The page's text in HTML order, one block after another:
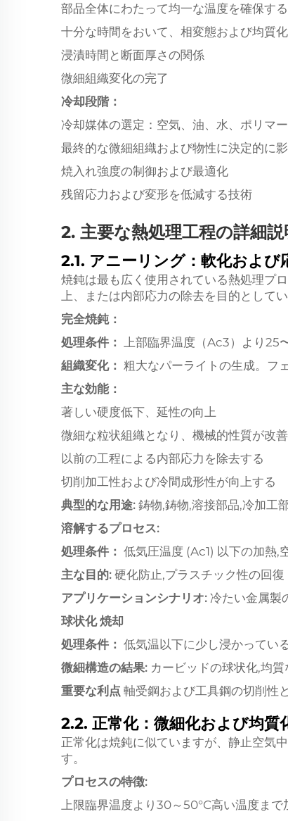
部品全体にわたって均一な温度を確保す
十分な時間をおいて、相変態および均質
浸漬時間と断面厚さの関係
微細組織変化の完了
冷却段階：
冷却媒体の選定：空気、油、水、ポリマ
最終的な微細組織および物性に決定的に
焼入れ強度の制御および最適化
残留応力および変形を低減する技術
2. 主要な熱処理工程の詳細説
2.1. アニーリング：軟化および
焼鈍は最も広く使用されている熱処理プ
上、または内部応力の除去を目的としてい
完全焼鈍：
処理条件：
上部臨界温度（Ac3）より25
組織変化： 粗大なパーライトの生成。フ
主な効能：
著しい硬度低下、延性の向上
微細な粒状組織となり、機械的性質が改
以前の工程による内部応力を除去する
切削加工性および冷間成形性が向上する
典型的な用途: 鋳物,鋳物,溶接部品,冷加工
溶解するプロセス:
処理条件： 低気圧温度 (Ac1) 以下の加熱,
主な目的: 硬化防止,プラスチック性の回復
アプリケーションシナリオ: 冷たい金属製
球状化 焼却
処理条件： 低気温以下に少し浸かってい
微細構造の結果: カービッドの球状化,均
重要な利点 軸受鋼および工具鋼の切削性
2.2. 正常化：微細化および均質
正常化は焼鈍に似ていますが、静止空気
す。
プロセスの特徴:
上限臨界温度より30～50°C高い温度まで